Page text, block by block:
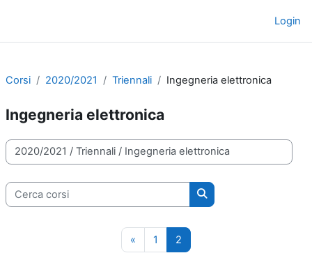
Login
Corsi 2020/2021 Triennali Ingegneria elettronica
Ingegneria elettronica
Categorie di corso
Cerca corsi
Cerca corsi
« Pagina precedente
1 Pagina 1
2